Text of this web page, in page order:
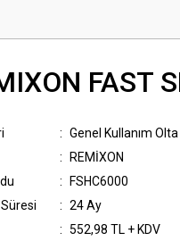
FAST
Genel Kullanım
REMİXON
FSHC6000
24 Ay
552,98 TL + KDV